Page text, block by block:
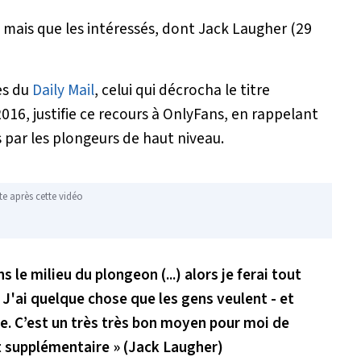
que les intéressés, dont Jack Laugher (29
du Daily Mail, celui qui décrocha le titre
justifie ce recours à OnlyFans, en rappelant
les plongeurs de haut niveau.
après cette vidéo
le milieu du plongeon (...) alors je ferai tout
quelque chose que les gens veulent - et
C’est un très très bon moyen pour moi de
supplémentaire» (Jack Laugher)